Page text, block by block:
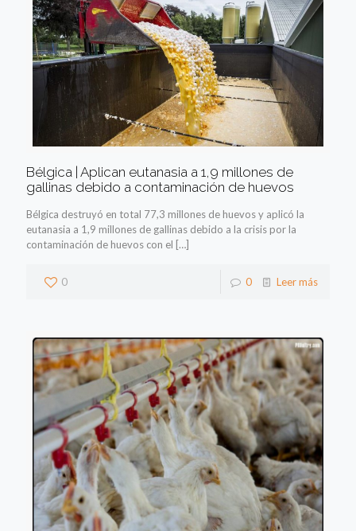
Bélgica | Aplican eutanasia a 1,9 millones de
gallinas debido a contaminación de huevos
Bélgica destruyó en total 77,3 millones de huevos y aplicó la
eutanasia a 1,9 millones de gallinas debido a la crisis por la
contaminación de huevos con el […]
0 0 Leer más